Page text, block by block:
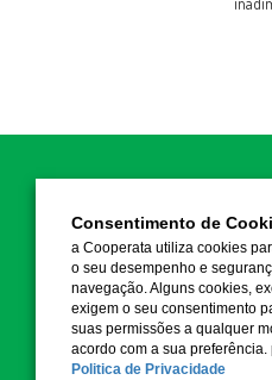
Consentimento de
a Cooperata utiliza cookies
o seu desempenho e
navegação. Alguns cookies,
exigem o seu consentimento
suas permissões a qualquer
acordo com a sua
Politica de Privacidade